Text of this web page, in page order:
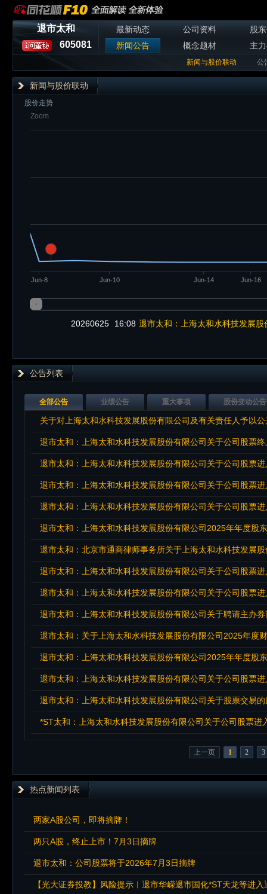
退市太和
605081
最新动态 公司资料
股
新闻公告
概念题材 主
新闻与股价联动 公
新闻与股价联动
股价走势
Zoom
Jun-8 Jun-10 Jun-14 Jun-16
20260625 16:08 退市太和：上海太和水科技发展
公告列表
全部公告 业绩公告 重大事项 股份变动公告
关于对上海太和水科技发展股份有限公司及有关责任人予以
退市太和：上海太和水科技发展股份有限公司关于公司股票
退市太和：上海太和水科技发展股份有限公司关于公司股票
退市太和：上海太和水科技发展股份有限公司关于公司股票
退市太和：上海太和水科技发展股份有限公司关于公司股票
退市太和：上海太和水科技发展股份有限公司2025年年度股
退市太和：北京市通商律师事务所关于上海太和水科技发展
退市太和：上海太和水科技发展股份有限公司关于公司股票
退市太和：上海太和水科技发展股份有限公司关于公司股票
退市太和：上海太和水科技发展股份有限公司关于聘请主办
退市太和：上海太和水科技发展股份有限公司2025年年度股
退市太和：上海太和水科技发展股份有限公司关于公司股票
退市太和：上海太和水科技发展股份有限公司关于股票交易
*ST太和：上海太和水科技发展股份有限公司关于公司股票
上一页 1 2 3
热点新闻列表
两家A股公司，即将摘牌！
两只A股，终止上市！7月3日摘牌
退市太和：公司股票将于2026年7月3日摘牌
【光大证券投教】风险提示︱退市华嵘退市国化*ST天龙等进